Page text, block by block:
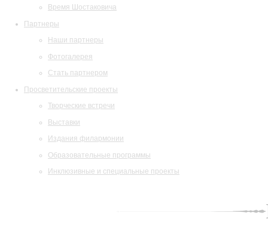
Время Шостаковича
Партнеры
Наши партнеры
Фотогалерея
Стать партнером
Просветительские проекты
Творческие встречи
Выставки
Издания филармонии
Образовательные программы
Инклюзивные и специальные проекты